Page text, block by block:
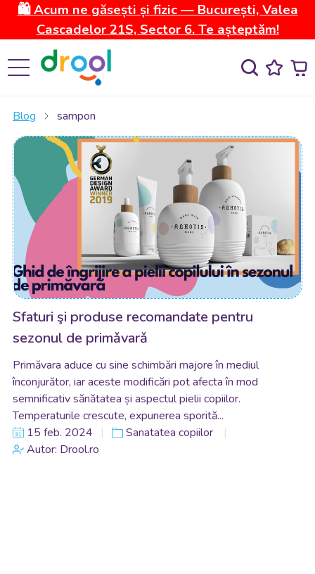
🛍️ Acum ne găsești și fizic — București, Valea
Cascadelor 21S, Sector 6. Te așteptăm!
Blog sampon
Sfaturi şi produse recomandate pentru
sezonul de primǎvarǎ
Primăvara aduce cu sine schimbări majore în mediul
înconjurător, iar aceste modificări pot afecta în mod
semnificativ sănătatea și aspectul pielii copiilor.
Temperaturile crescute, expunerea sporită...
15 feb. 2024
Sanatatea copiilor
Autor: Drool.ro